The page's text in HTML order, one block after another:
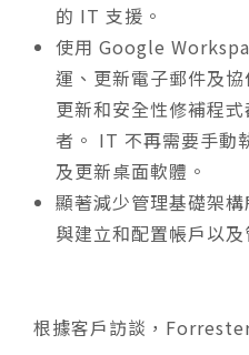
的 IT 支援。
使用 Google
運、更新電子郵件及
更新和安全性修補程
者。 IT 不再需要手動
及更新桌面軟體。
顯著減少管理基礎架
與建立和配置帳戶以及
根據客戶訪談，